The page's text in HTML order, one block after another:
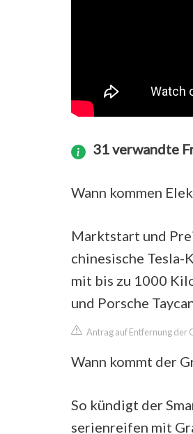
31 verwandte
Wann kommen
Marktstart und
chinesische
mit bis zu 1000
und Porsche
Antrag auf Entfernung der
Wann kommt der
So kündigt der
serienreifen mit